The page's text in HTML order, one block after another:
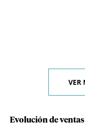
VER
Evolución de